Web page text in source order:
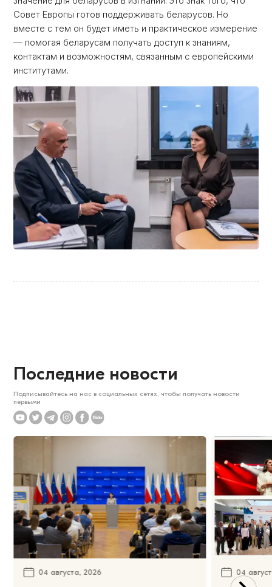
Совет Европы готов поддерживать беларусов. Но
вместе с тем он будет иметь и практическое измерение
— помогая беларусам получать доступ к знаниям,
контактам и возможностям, связанным с европейскими
институтами.
Последние новости
Подписывайтесь на нас в социальных сетях, чтобы получать новости
первыми
04 августа, 2026 04